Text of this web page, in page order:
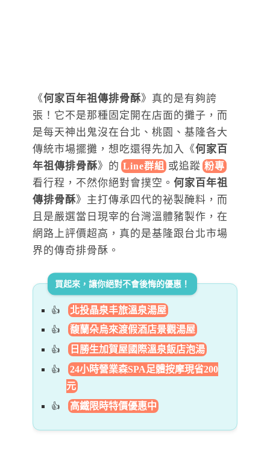
《何家百年祖傳排骨酥》真的是有夠誇
張！它不是那種固定開在店面的攤子，而
是每天神出鬼沒在台北、桃園、基隆各大
傳統市場擺攤，想吃還得先加入《何家百
年祖傳排骨酥》 的 Line群組 或追蹤 粉專
看行程，不然你絕對會撲空。 何家百年祖
傳排骨酥》主打傳承四代的祕製醃料，而
且是嚴選當日現宰的台灣溫體豬製作，在
網路上評價超高，真的是基隆跟台北市場
界的傳奇排骨酥。
買起來，讓你絕對不會後悔的優惠！
北投晶泉丰旅溫泉湯屋
馥蘭朵烏來渡假酒店景觀湯屋
日勝生加賀屋國際溫泉飯店泡湯
24小時營業森SPA足體按摩現省200
元
高鐵限時特價優惠中